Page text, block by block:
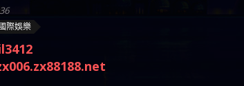
戶e點靈）教
陷阱
被弘記投資
本文教你如
KnTop是詐騙
無法出金 被
招拿回
】機台運算
台運算專案
運算專案是
算專案詐騙
教你如何拿
免費討回資
是詐騙嗎
Hoyabit是真
詐騙的錢
如何拿回被
多元化行銷
人中【免費
】KS.M多元化
多元化行
多元化行
費追回賴
析野原家
詐騙 野原家
是詐騙 野原家
盈橋詐騙持
免費討回資
橋是詐騙嗎
騙追回賴
利用新型詐
詐騙
際娛樂